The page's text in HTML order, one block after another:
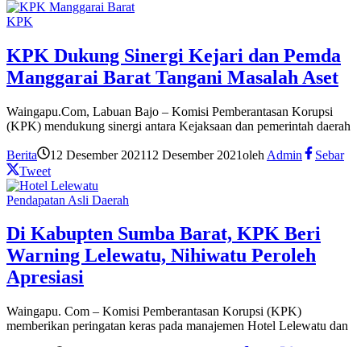
KPK
KPK Dukung Sinergi Kejari dan Pemda
Manggarai Barat Tangani Masalah Aset
Waingapu.Com, Labuan Bajo – Komisi Pemberantasan Korupsi
(KPK) mendukung sinergi antara Kejaksaan dan pemerintah daerah
Berita 12 Desember 202112 Desember 2021oleh Admin
Sebar
Tweet
Pendapatan Asli Daerah
Di Kabupten Sumba Barat, KPK Beri
Warning Lelewatu, Nihiwatu Peroleh
Apresiasi
Waingapu. Com – Komisi Pemberantasan Korupsi (KPK)
memberikan peringatan keras pada manajemen Hotel Lelewatu dan